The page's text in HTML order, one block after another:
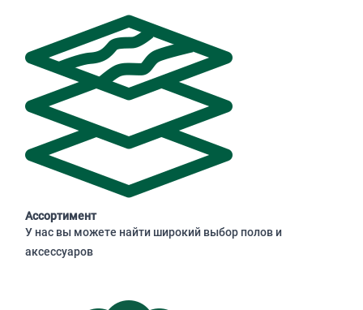
Ассортимент
У нас вы можете найти широкий выбор полов и
аксессуаров